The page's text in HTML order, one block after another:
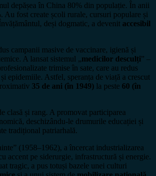
depășea în China 80% din populație. În anii
Au fost create școli rurale, cursuri populare și
deși dogmatic, a devenit accesibil
campanii masive de vaccinare, igienă și
A lansat sistemul „medicilor desculți” –
trimise în sate, care au redus
epidemiile. Astfel, speranța de viață a crescut
35 de ani (în 1949) la peste 60 (în
clasă și rang. A promovat participarea
deschizându-le drumurile educației și
tradițional patriarhală.
(1958–1962), a încercat industrializarea
accent pe siderurgie, infrastructură și energie.
tragic, a pus totuși bazele unei culturi